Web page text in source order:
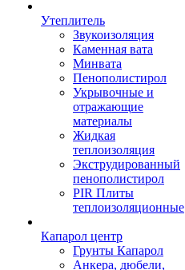
Утеплитель
Звукоизоляция
Каменная вата
Минвата
Пенополистирол
Укрывочные и
отражающие
материалы
Жидкая
теплоизоляция
Экструдированный
пенополистирол
PIR Плиты
теплоизоляционные
Капарол центр
Грунты Капарол
Анкера, дюбели,